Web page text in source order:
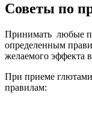
Советы по
Принимать любые
определенным
желаемого эффекта
При приеме
правилам: